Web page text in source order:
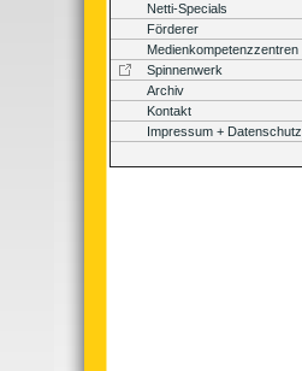
Netti-Specials
Förderer
Medienkompetenzzentren
Spinnenwerk
Archiv
Kontakt
Impressum + Datenschutz